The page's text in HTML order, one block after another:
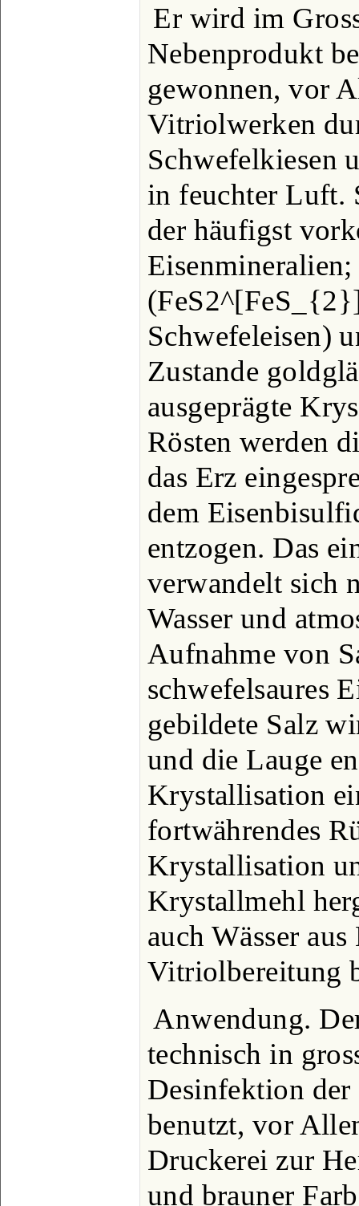
Er wird im
Nebenprodukt
gewonnen, vor
Vitriolwerken
Schwefelkiesen
in feuchter Luft.
der häufigst
Schwefeleisen)
Zustande
ausgeprägte
Rösten werden
das Erz
dem
entzogen. Das
verwandelt sich
Wasser und
Aufnahme von
schwefelsaures
gebildete Salz
und die Lauge
Krystallisation
fortwährendes
Krystallisation
Krystallmehl
auch Wässer
Vitriolbereitung
Anwendung.
technisch in
Desinfektion
benutzt, vor
Druckerei zur
und brauner